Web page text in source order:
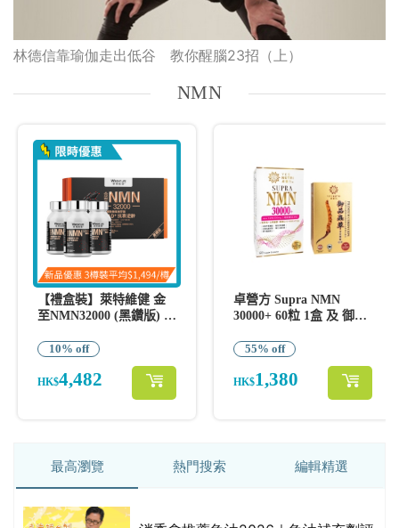
林德信靠瑜伽走出低谷 教你醒腦23招（上）
最高瀏覽 熱門搜索 編輯精選